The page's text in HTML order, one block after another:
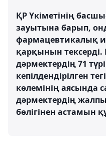
ҚР Үкіметінің
зауытына барып,
фармацевтикалық
қарқынын тексерді.
дәрмектердің 71
кепілдендірілген
көлемінің аясында
дәрмектердің
бөлігінен астамын